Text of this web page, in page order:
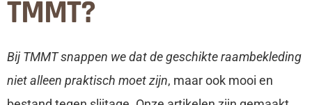
TMMT?
Bij TMMT snappen we dat de geschikte raambekleding
niet alleen praktisch moet zijn, maar ook mooi en